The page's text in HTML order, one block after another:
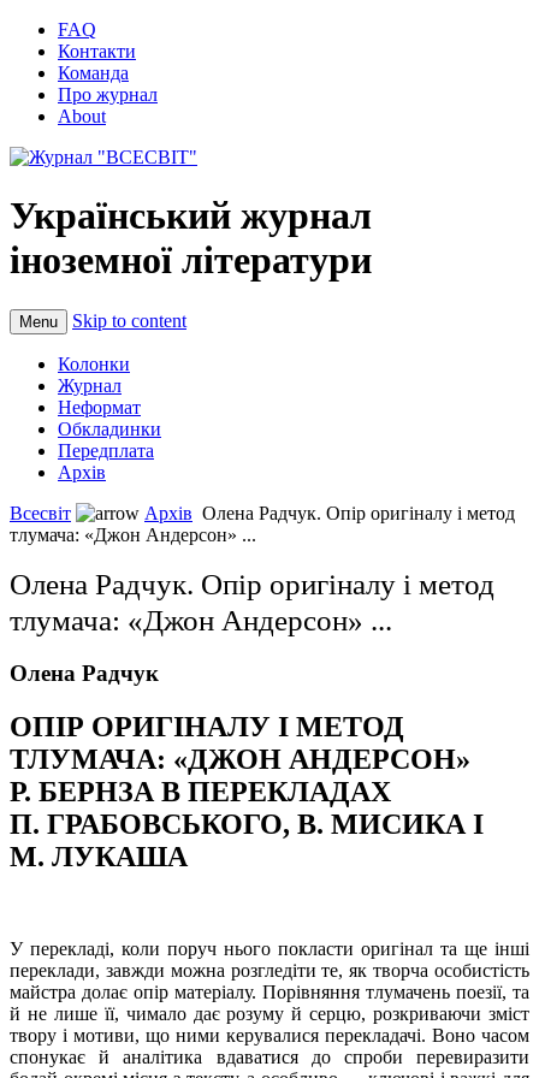
FAQ
Контакти
Команда
Про журнал
About
Український журнал
іноземної літератури
Menu Skip to content
Колонки
Журнал
Неформат
Обкладинки
Передплата
Архів
Всесвіт
Архів Олена Радчук. Опір оригіналу і метод
тлумача: «Джон Андерсон» ...
Олена Радчук. Опір оригіналу і метод
тлумача: «Джон Андерсон» ...
Олена Радчук
ОПІР ОРИГІНАЛУ І МЕТОД
ТЛУМАЧА: «ДЖОН АНДЕРСОН»
Р. БЕРНЗА В ПЕРЕКЛАДАХ
П. ГРАБОВСЬКОГО, В. МИСИКА І
М. ЛУКАША
У перекладі, коли поруч нього покласти оригінал та ще інші
переклади, завжди можна розгледіти те, як творча особистість
майстра долає опір матеріалу. Порівняння тлумачень поезії, та
й не лише її, чимало дає розуму й серцю, розкриваючи зміст
твору і мотиви, що ними керувалися перекладачі. Воно часом
спонукає й аналітика вдаватися до спроби перевиразити